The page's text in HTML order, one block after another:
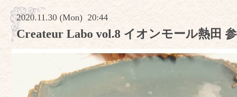
2020.11.30 (Mon) 20:44
Createur Labo vol.8 イオンモール熱田